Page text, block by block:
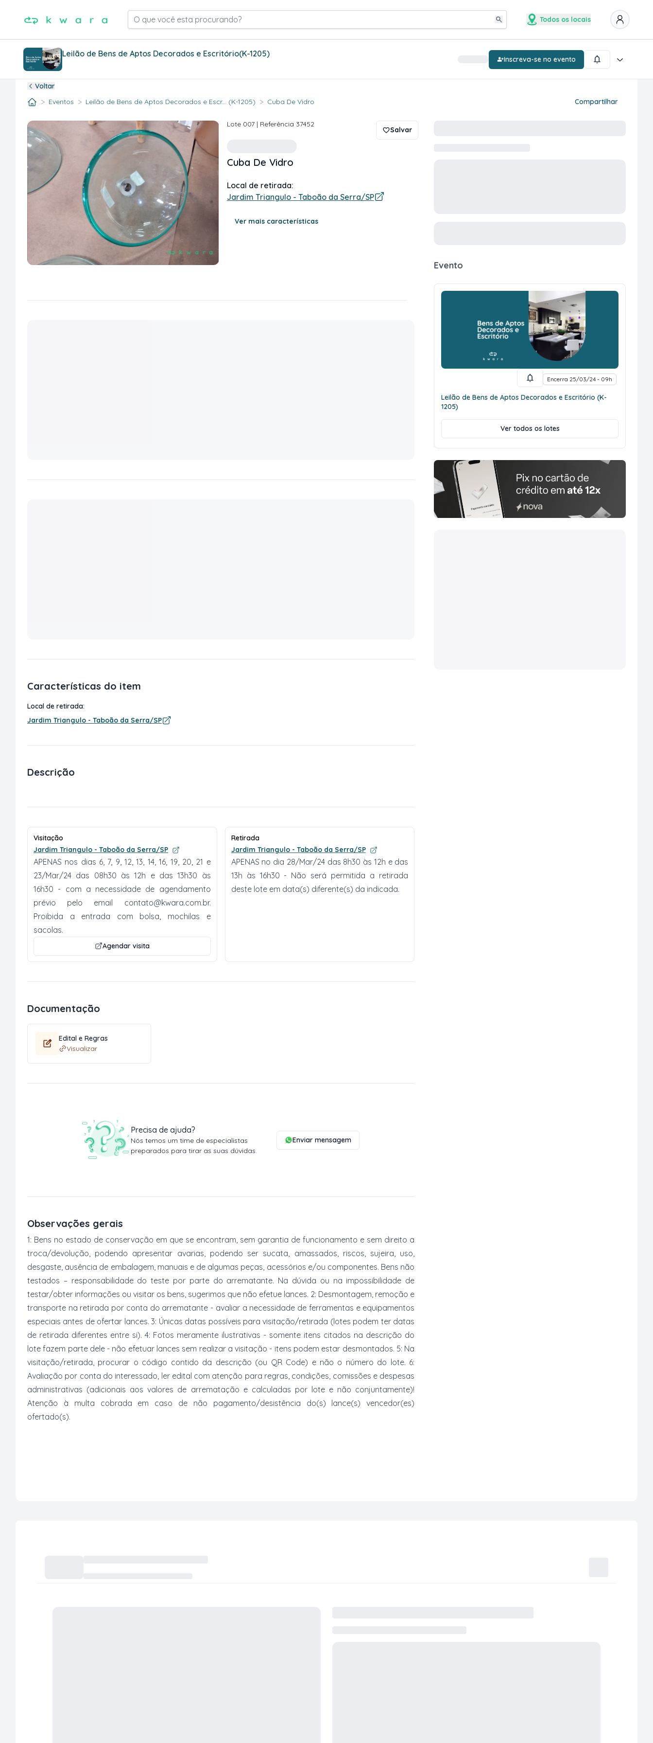
O que você esta procurando? Todos os locais
Leilão de Bens de Aptos Decorados e Escritório(K-1205)
Inscreva-se no evento
Voltar
> Eventos > Leilão de Bens de Aptos Decorados e Escr... (K-1205) > Cuba De Vidro Compartilhar
Lote 007| Referência 37452
Salvar
Cuba De Vidro
Local de retirada:
Jardim Triangulo - Taboão da Serra/SP
Ver mais características
Evento
Encerra 25/03/24 - 09h
Leilão de Bens de Aptos Decorados e Escritório (K-
1205)
Ver todos os lotes
Características do item
Local de retirada:
Jardim Triangulo - Taboão da Serra/SP
Descrição
Visitação
Jardim Triangulo - Taboão da Serra/SP
APENAS nos dias 6, 7, 9, 12, 13, 14, 16, 19, 20, 21 e
23/Mar/24 das 08h30 às 12h e das 13h30 às
16h30 - com a necessidade de agendamento
prévio pelo email contato@kwara.com.br.
Proibida a entrada com bolsa, mochilas e
sacolas.
Agendar visita
Retirada
Jardim Triangulo - Taboão da Serra/SP
APENAS no dia 28/Mar/24 das 8h30 às 12h e das
13h às 16h30 - Não será permitida a retirada
deste lote em data(s) diferente(s) da indicada.
Documentação
Edital e Regras
Visualizar
Precisa de ajuda?
Nós temos um time de especialistas
preparados para tirar as suas dúvidas.
Enviar mensagem
Observações gerais
1: Bens no estado de conservação em que se encontram, sem garantia de funcionamento e sem direito a
troca/devolução, podendo apresentar avarias, podendo ser sucata, amassados, riscos, sujeira, uso,
desgaste, ausência de embalagem, manuais e de algumas peças, acessórios e/ou componentes. Bens não
testados – responsabilidade do teste por parte do arrematante. Na dúvida ou na impossibilidade de
testar/obter informações ou visitar os bens, sugerimos que não efetue lances. 2: Desmontagem, remoção e
transporte na retirada por conta do arrematante - avaliar a necessidade de ferramentas e equipamentos
especiais antes de ofertar lances. 3: Únicas datas possíveis para visitação/retirada (lotes podem ter datas
de retirada diferentes entre si). 4: Fotos meramente ilustrativas - somente itens citados na descrição do
lote fazem parte dele - não efetuar lances sem realizar a visitação - itens podem estar desmontados. 5: Na
visitação/retirada, procurar o código contido da descrição (ou QR Code) e não o número do lote. 6:
Avaliação por conta do interessado, ler edital com atenção para regras, condições, comissões e despesas
administrativas (adicionais aos valores de arrematação e calculadas por lote e não conjuntamente)!
Atenção à multa cobrada em caso de não pagamento/desistência do(s) lance(s) vencedor(es)
ofertado(s).